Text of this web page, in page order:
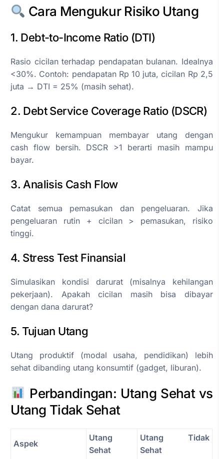
Cara Mengukur Risiko Utang
1. Debt-to-Income Ratio (DTI)
Rasio cicilan terhadap pendapatan bulanan. Idealnya
<30%. Contoh: pendapatan Rp 10 juta, cicilan Rp 2,5
juta → DTI = 25% (masih sehat).
2. Debt Service Coverage Ratio (DSCR)
Mengukur kemampuan membayar utang dengan
cash flow bersih. DSCR >1 berarti masih mampu
bayar.
3. Analisis Cash Flow
Catat semua pemasukan dan pengeluaran. Jika
pengeluaran rutin + cicilan > pemasukan, risiko
tinggi.
4. Stress Test Finansial
Simulasikan kondisi darurat (misalnya kehilangan
pekerjaan). Apakah cicilan masih bisa dibayar
dengan dana darurat?
5. Tujuan Utang
Utang produktif (modal usaha, pendidikan) lebih
sehat dibanding utang konsumtif (gadget, liburan).
Perbandingan: Utang Sehat vs
Utang Tidak Sehat
Aspek
Utang
Sehat
Utang Tidak
Sehat